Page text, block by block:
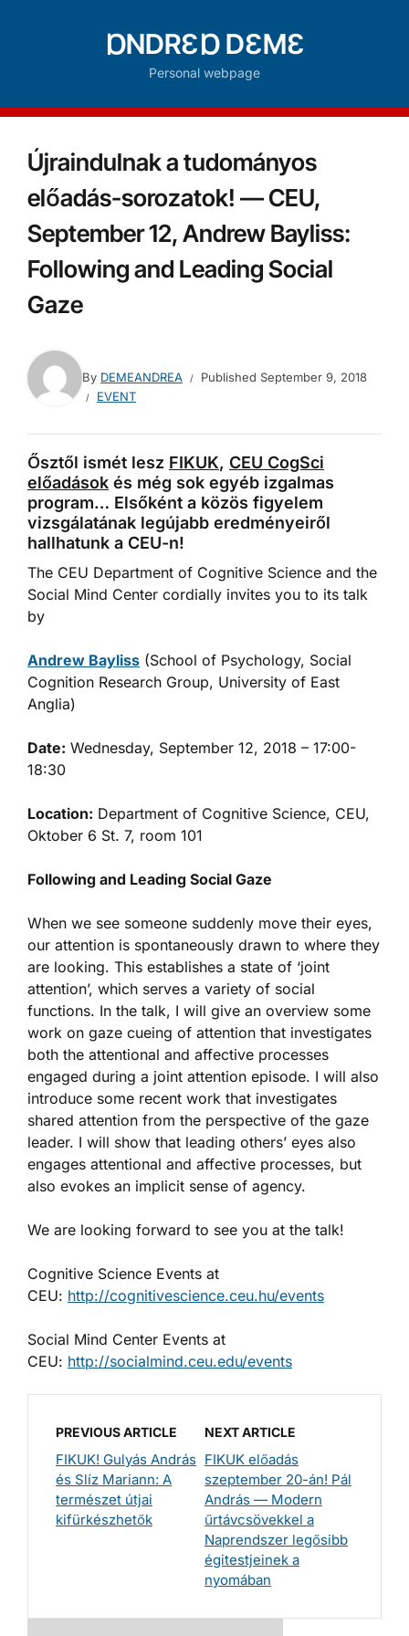
ⱰNDRƐⱰ DƐMƐ
Personal webpage
Újraindulnak a tudományos
előadás-sorozatok! — CEU,
September 12, Andrew Bayliss:
Following and Leading Social
Gaze
By DEMEANDREA Published September 9, 2018
EVENT
Ősztől ismét lesz FIKUK, CEU CogSci
előadások és még sok egyéb izgalmas
program… Elsőként a közös figyelem
vizsgálatának legújabb eredményeiről
hallhatunk a CEU-n!
The CEU Department of Cognitive Science and the
Social Mind Center cordially invites you to its talk
by
Andrew Bayliss (School of Psychology, Social
Cognition Research Group, University of East
Anglia)
Date: Wednesday, September 12, 2018 – 17:00-
18:30
Location: Department of Cognitive Science, CEU,
Oktober 6 St. 7, room 101
Following and Leading Social Gaze
When we see someone suddenly move their eyes,
our attention is spontaneously drawn to where they
are looking. This establishes a state of ‘joint
attention’, which serves a variety of social
functions. In the talk, I will give an overview some
work on gaze cueing of attention that investigates
both the attentional and affective processes
engaged during a joint attention episode. I will also
introduce some recent work that investigates
shared attention from the perspective of the gaze
leader. I will show that leading others’ eyes also
engages attentional and affective processes, but
also evokes an implicit sense of agency.
We are looking forward to see you at the talk!
Cognitive Science Events at
CEU: http://cognitivescience.ceu.hu/events
Social Mind Center Events at
CEU: http://socialmind.ceu.edu/events
PREVIOUS ARTICLE
FIKUK! Gulyás András
és Slíz Mariann: A
természet útjai
kifürkészhetők
NEXT ARTICLE
FIKUK előadás
szeptember 20-án! Pál
András — Modern
űrtávcsövekkel a
Naprendszer legősibb
égitestjeinek a
nyomában